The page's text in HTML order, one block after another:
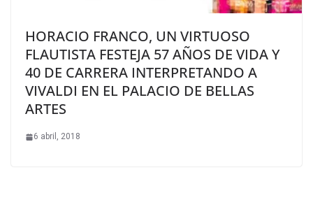
HORACIO FRANCO, UN VIRTUOSO
FLAUTISTA FESTEJA 57 AÑOS DE VIDA Y
40 DE CARRERA INTERPRETANDO A
VIVALDI EN EL PALACIO DE BELLAS
ARTES
6 abril, 2018